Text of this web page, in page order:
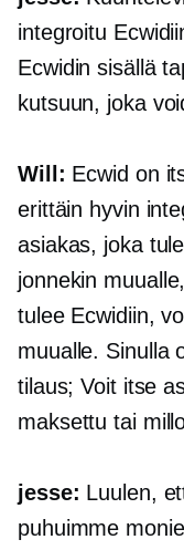
integroitu
Ecwidin sisällä
kutsuun, joka
Will: Ecwid on
erittäin hyvin
asiakas, joka
jonnekin
tulee Ecwidiin,
muualle. Sinulla
tilaus; Voit itse
maksettu tai
jesse: Luulen,
puhuimme